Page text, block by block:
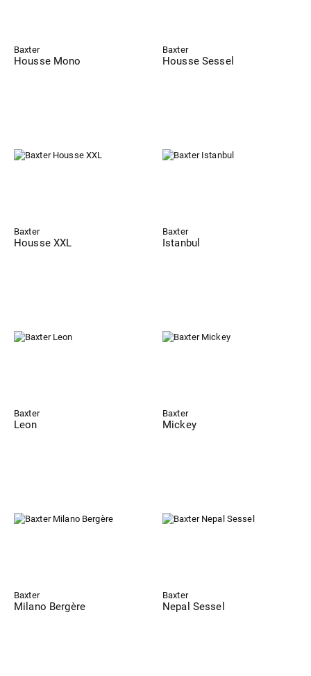
Baxter
Housse Mono
Baxter
Housse Sessel
Baxter
Housse XXL
Baxter
Istanbul
Baxter
Leon
Baxter
Mickey
Baxter
Milano Bergère
Baxter
Nepal Sessel